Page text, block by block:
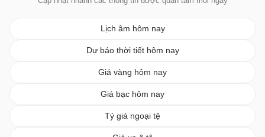
Lịch âm hôm nay
Dự báo thời tiết hôm nay
Giá vàng hôm nay
Giá bạc hôm nay
Tỷ giá ngoại tệ